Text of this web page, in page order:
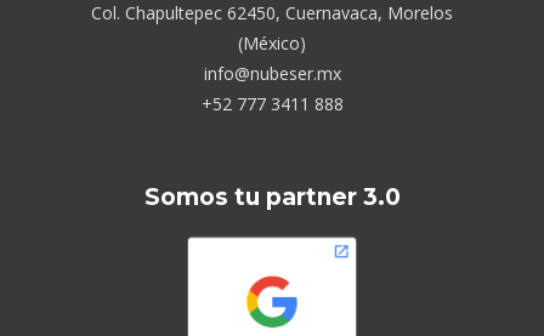
Col. Chapultepec 62450, Cuernavaca, Morelos
(México)
info@nubeser.mx
+52 777 3411 888
Somos tu partner 3.0